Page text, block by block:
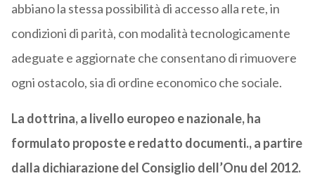
abbiano la stessa possibilità di accesso alla rete, in
condizioni di parità, con modalità tecnologicamente
adeguate e aggiornate che consentano di rimuovere
ogni ostacolo, sia di ordine economico che sociale.
La dottrina, a livello europeo e nazionale, ha
formulato proposte e redatto documenti., a partire
dalla dichiarazione del Consiglio dell’Onu del 2012.